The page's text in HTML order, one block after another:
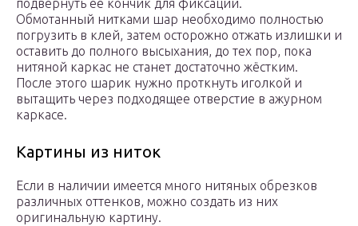
подвернуть её кончик для фиксации.
Обмотанный нитками шар необходимо полностью
погрузить в клей, затем осторожно отжать излишки и
оставить до полного высыхания, до тех пор, пока
нитяной каркас не станет достаточно жёстким.
После этого шарик нужно проткнуть иголкой и
вытащить через подходящее отверстие в ажурном
каркасе.
Картины из ниток
Если в наличии имеется много нитяных обрезков
различных оттенков, можно создать из них
оригинальную картину.